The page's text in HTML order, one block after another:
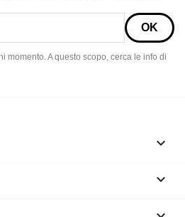
momento. A questo scopo, cerca le info di

